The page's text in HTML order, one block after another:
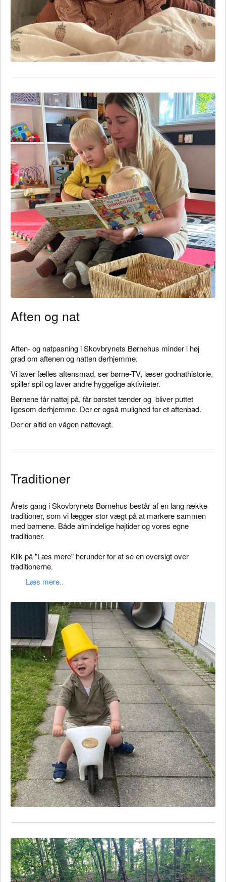
Aften og nat
Aften- og natpasning i Skovbrynets Børnehus minder i høj
grad om aftenen og natten derhjemme.
Vi laver fælles aftensmad, ser børne-TV, læser godnathistorie,
spiller spil og laver andre hyggelige aktiviteter.
Børnene får nattøj på, får børstet tænder og bliver puttet
ligesom derhjemme. Der er også mulighed for et aftenbad.
Der er altid en vågen nattevagt.
Traditioner
Årets gang i Skovbrynets Børnehus består af en lang række
traditioner, som vi lægger stor vægt på at markere sammen
med børnene. Både almindelige højtider og vores egne
traditioner.
Klik på "Læs mere" herunder for at se en oversigt over
traditionerne.
Læs mere..